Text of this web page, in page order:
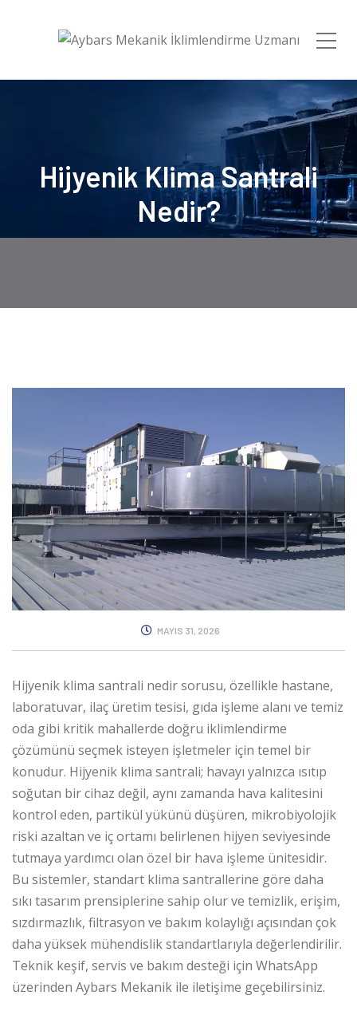
Hijyenik Klima Santrali
Nedir?
MAYIS 31, 2026
Hijyenik klima santrali nedirsorusu, özellikle hastane,
laboratuvar, ilaç üretim tesisi, gıda işleme alanı ve temiz
oda gibi kritik mahallerde doğru iklimlendirme
çözümünü seçmek isteyen işletmeler için temel bir
konudur. Hijyenik klima santrali; havayı yalnızca ısıtıp
soğutan bir cihaz değil, aynı zamanda hava kalitesini
kontrol eden, partikül yükünü düşüren, mikrobiyolojik
riski azaltan ve iç ortamı belirlenen hijyen seviyesinde
tutmaya yardımcı olan özel bir hava işleme ünitesidir.
Bu sistemler, standart klima santrallerine göre daha
sıkı tasarım prensiplerine sahip olur ve temizlik, erişim,
sızdırmazlık, filtrasyon ve bakım kolaylığı açısından çok
daha yüksek mühendislik standartlarıyla değerlendirilir.
Teknik keşif, servis ve bakım desteği için WhatsApp
üzerinden Aybars Mekanik ile iletişime geçebilirsiniz.